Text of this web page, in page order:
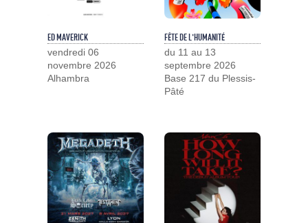
ED MAVERICK
vendredi 06
novembre 2026
Alhambra
FÊTE DE L'HUMANITÉ
du 11 au 13
septembre 2026
Base 217 du Plessis-
Pâté